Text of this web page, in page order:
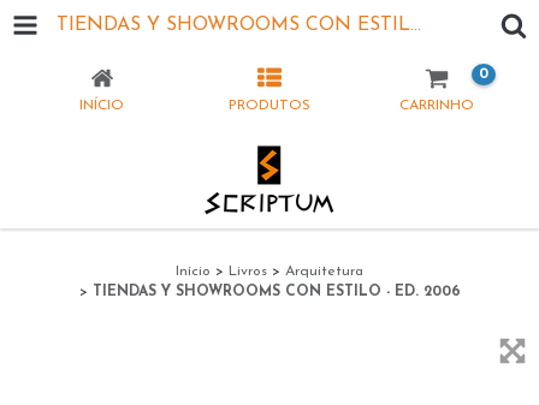
TIENDAS Y SHOWROOMS CON ESTILO - ED. 2006
INÍCIO PRODUTOS CARRINHO
0
Início > Livros > Arquitetura
>
TIENDAS Y SHOWROOMS CON ESTILO - ED. 2006